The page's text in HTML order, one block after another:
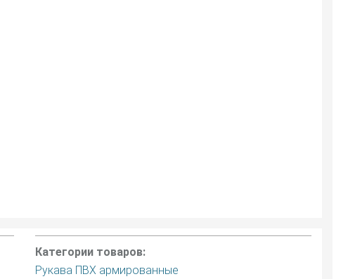
Категории товаров:
Рукава ПВХ армированные